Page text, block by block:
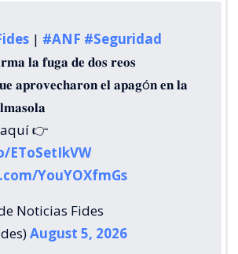
| #ANF #Seguridad
𝐥𝐚 𝐟𝐮𝐠𝐚 𝐝𝐞 𝐝𝐨𝐬 𝐫𝐞𝐨𝐬
𝐚𝐩𝐫𝐨𝐯𝐞𝐜𝐡𝐚𝐫𝐨𝐧 𝐞𝐥 𝐚𝐩𝐚𝐠ó𝐧 𝐞𝐧 𝐥𝐚
👉
YouYOXfmGs
Noticias Fides
August 5, 2026